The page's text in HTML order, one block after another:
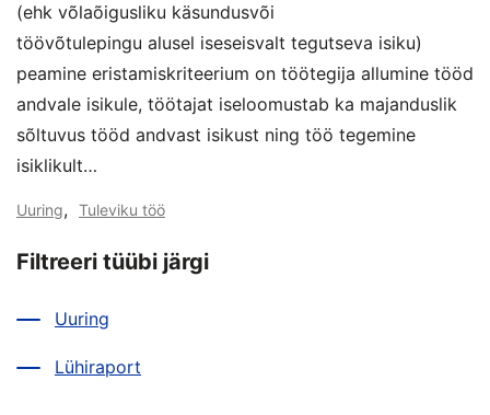
(ehk võlaõigusliku käsundusvõi
töövõtulepingu alusel iseseisvalt tegutseva isiku)
peamine eristamiskriteerium on töötegija allumine tööd
andvale isikule, töötajat iseloomustab ka majanduslik
sõltuvus tööd andvast isikust ning töö tegemine
isiklikult…
Uuring, Tuleviku töö
Filtreeri tüübi järgi
Uuring
Lühiraport